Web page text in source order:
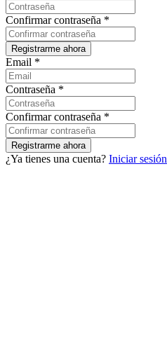
Confirmar contraseña *
Email *
Contraseña *
Confirmar contraseña *
¿Ya tienes una cuenta? Iniciar sesión